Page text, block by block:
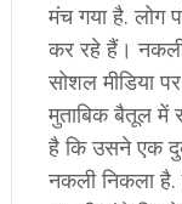
मंच गया है. लोग
कर रहे हैं।
सोशल मीडिया
मुताबिक बैतूल में
है कि उसने एक
नकली निकला है.